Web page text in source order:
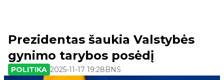
Prezidentas šaukia Valstybės
gynimo tarybos posėdį
POLITIKA 2025-11-17 19:28BNS